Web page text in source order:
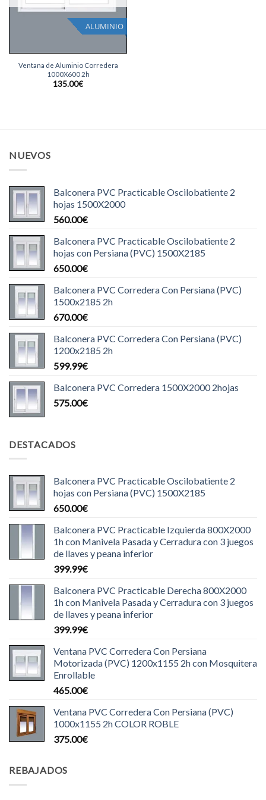
ALUMINIO
Ventana de Aluminio Corredera
1000X600 2h
135.00€
NUEVOS
Balconera PVC Practicable Oscilobatiente 2
hojas 1500X2000
560.00€
Balconera PVC Practicable Oscilobatiente 2
hojas con Persiana (PVC) 1500X2185
650.00€
Balconera PVC Corredera Con Persiana (PVC)
1500x2185 2h
670.00€
Balconera PVC Corredera Con Persiana (PVC)
1200x2185 2h
599.99€
Balconera PVC Corredera 1500X2000 2hojas
575.00€
DESTACADOS
Balconera PVC Practicable Oscilobatiente 2
hojas con Persiana (PVC) 1500X2185
650.00€
Balconera PVC Practicable Izquierda 800X2000
1h con Manivela Pasada y Cerradura con 3 juegos
de llaves y peana inferior
399.99€
Balconera PVC Practicable Derecha 800X2000
1h con Manivela Pasada y Cerradura con 3 juegos
de llaves y peana inferior
399.99€
Ventana PVC Corredera Con Persiana
Motorizada (PVC) 1200x1155 2h con Mosquitera
Enrollable
465.00€
Ventana PVC Corredera Con Persiana (PVC)
1000x1155 2h COLOR ROBLE
375.00€
REBAJADOS